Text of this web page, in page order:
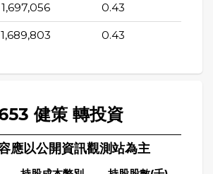
1,697,056 0.43
1,689,803 0.43
健策 轉投資
應以公開資訊觀測站為主